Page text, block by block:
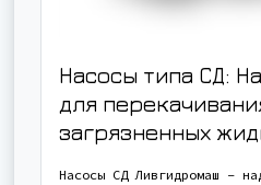
Насосы типа СД:
для
загрязненных
Насосы СД Ливгидромаш –